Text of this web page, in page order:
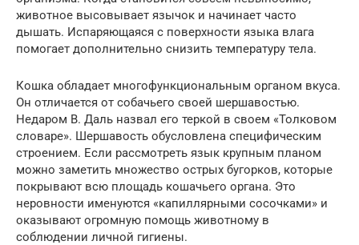
животное высовывает язычок и начинает часто
дышать. Испаряющаяся с поверхности языка влага
помогает дополнительно снизить температуру тела.
Кошка обладает многофункциональным органом вкуса.
Он отличается от собачьего своей шершавостью.
Недаром В. Даль назвал его теркой в своем «Толковом
словаре». Шершавость обусловлена специфическим
строением. Если рассмотреть язык крупным планом
можно заметить множество острых бугорков, которые
покрывают всю площадь кошачьего органа. Это
неровности именуются «капиллярными сосочками» и
оказывают огромную помощь животному в
соблюдении личной гигиены.